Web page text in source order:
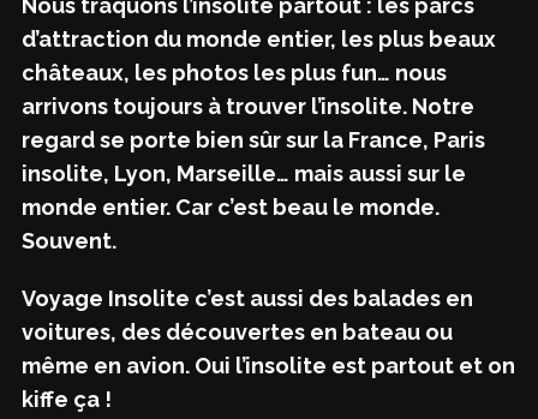
d’attraction du monde entier, les plus beaux
châteaux, les photos les plus fun… nous
arrivons toujours à trouver l’insolite. Notre
regard se porte bien sûr sur la France, Paris
insolite, Lyon, Marseille… mais aussi sur le
monde entier. Car c’est beau le monde.
Souvent.
Voyage Insolite c’est aussi des balades en
voitures, des découvertes en bateau ou
même en avion. Oui l’insolite est partout et on
kiffe ça !